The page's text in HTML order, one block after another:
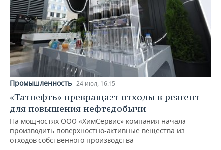
Промышленность 24 июл, 16:15
«Татнефть» превращает отходы в реагент
для повышения нефтедобычи
На мощностях ООО «ХимСервис» компания начала
производить поверхностно-активные вещества из
отходов собственного производства